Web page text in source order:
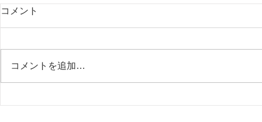
13年目に入ります
皆様、こんにちは。 エナジーサ
に入ります。 心から感謝申し上
げます。 この12年間は皆様のお
2023年2月
沢山のお申
コメント
コメントを追加…